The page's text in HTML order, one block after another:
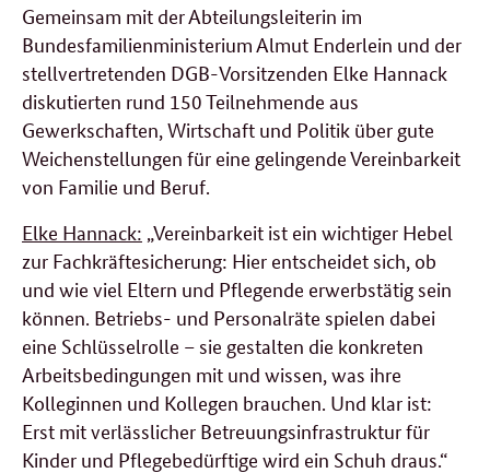
Gemeinsam mit der Abteilungsleiterin im
Bundesfamilienministerium Almut Enderlein und der
stellvertretenden DGB-Vorsitzenden Elke Hannack
diskutierten rund 150 Teilnehmende aus
Gewerkschaften, Wirtschaft und Politik über gute
Weichenstellungen für eine gelingende Vereinbarkeit
von Familie und Beruf.
Elke Hannack: „Vereinbarkeit ist ein wichtiger Hebel
zur Fachkräftesicherung: Hier entscheidet sich, ob
und wie viel Eltern und Pflegende erwerbstätig sein
können. Betriebs- und Personalräte spielen dabei
eine Schlüsselrolle – sie gestalten die konkreten
Arbeitsbedingungen mit und wissen, was ihre
Kolleginnen und Kollegen brauchen. Und klar ist:
Erst mit verlässlicher Betreuungsinfrastruktur für
Kinder und Pflegebedürftige wird ein Schuh draus.“